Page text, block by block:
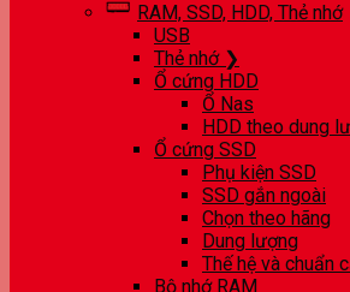
RAM, SSD, HDD, Thẻ nhớ
USB
Thẻ nhớ ❯
Ổ cứng HDD
Ổ Nas
HDD theo dung
Ổ cứng SSD
Phụ kiện SSD
SSD gắn ngoài
Chọn theo hãng
Dung lượng
Thế hệ và chuẩn
Bộ nhớ RAM